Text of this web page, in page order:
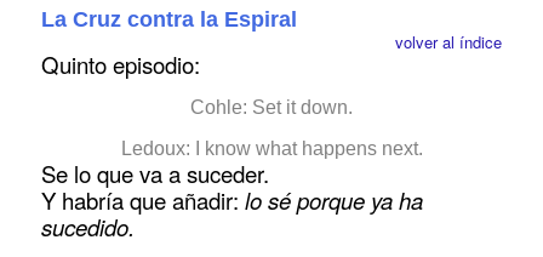
La Cruz contra la Espiral
volver al índice
Quinto episodio:
Cohle: Set it down.
Ledoux: I know what happens next.
Se lo que va a suceder.
Y habría que añadir:lo sé porque ya ha
sucedido.